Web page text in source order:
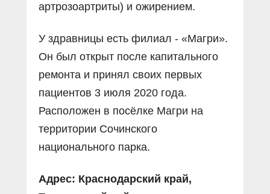
артрозоартриты) и ожирением.
У здравницы есть филиал - «Магри».
Он был открыт после капитального
ремонта и принял своих первых
пациентов 3 июля 2020 года.
Расположен в посёлке Магри на
территории Сочинского
национального парка.
Адрес: Краснодарский край,